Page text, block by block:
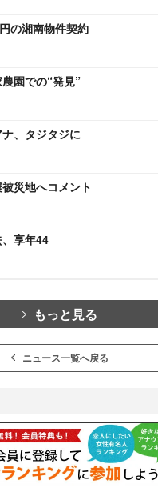
の湘南物件契約
園での“発見”
、タジタジに
災地へコメント
享年44
もっと見る
ニュース一覧へ戻る